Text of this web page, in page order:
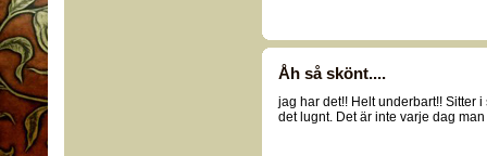
Åh så skönt....
jag har det!! Helt underbart!! Sitter
det lugnt. Det är inte varje dag